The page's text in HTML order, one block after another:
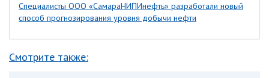
Специалисты ООО «СамараНИПИнефть» разработали новый
способ прогнозирования уровня добычи нефти
Смотрите также: